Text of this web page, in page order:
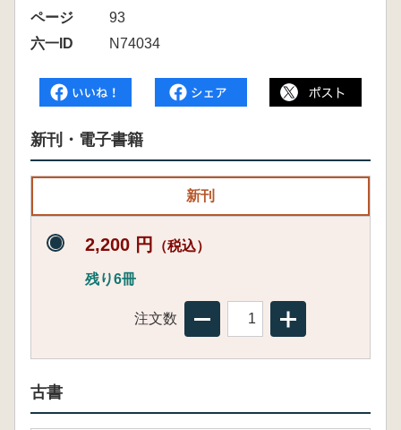
ページ
93
六一ID
N74034
新刊・電子書籍
新刊
2,200 円 （税込）
残り6冊
注文数
古書